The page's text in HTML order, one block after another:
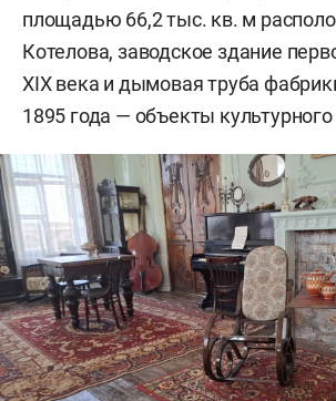
площадью 66,2 тыс. кв. м
Котелова, заводское здание
XIX века и дымовая труба
1895 года — объекты